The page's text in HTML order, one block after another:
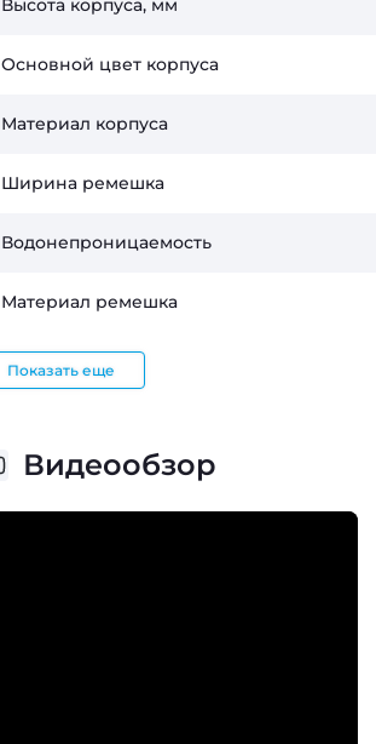
Высота корпуса, мм
Основной цвет корпуса
Материал корпуса
Ширина ремешка
Водонепроницаемость
Материал ремешка
Показать еще
Видеообзор